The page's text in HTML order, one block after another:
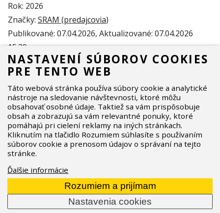
Rok: 2026
Značky: SRAM (predajcovia)
Publikované: 07.04.2026, Aktualizované: 07.04.2026
15:39
NAJBLIŽŠÍ PREDAJCOVIA
SRAM
NASTAVENÍ SÚBOROV COOKIES
PRE TENTO WEB
Táto webová stránka používa súbory cookie a analytické
nástroje na sledovanie návštevnosti, ktoré môžu
obsahovať osobné údaje. Taktiež sa vám prispôsobuje
obsah a zobrazujú sa vám relevantné ponuky, ktoré
pomáhajú pri cielení reklamy na iných stránkach.
Kliknutím na tlačidlo Rozumiem súhlasíte s používaním
súborov cookie a prenosom údajov o správaní na tejto
stránke.
Ďalšie informácie
Rozumiem a prijímam
Nastavenia cookies